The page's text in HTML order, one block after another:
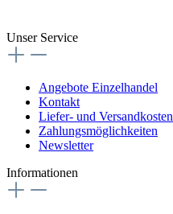
Unser Service
Angebote Einzelhandel
Kontakt
Liefer- und Versandkosten
Zahlungsmöglichkeiten
Newsletter
Informationen